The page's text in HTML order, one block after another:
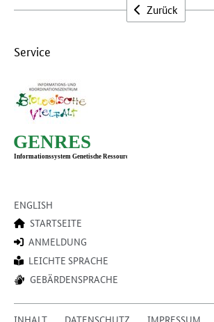
Zurück
Service
ENGLISH
STARTSEITE
ANMELDUNG
LEICHTE SPRACHE
GEBÄRDENSPRACHE